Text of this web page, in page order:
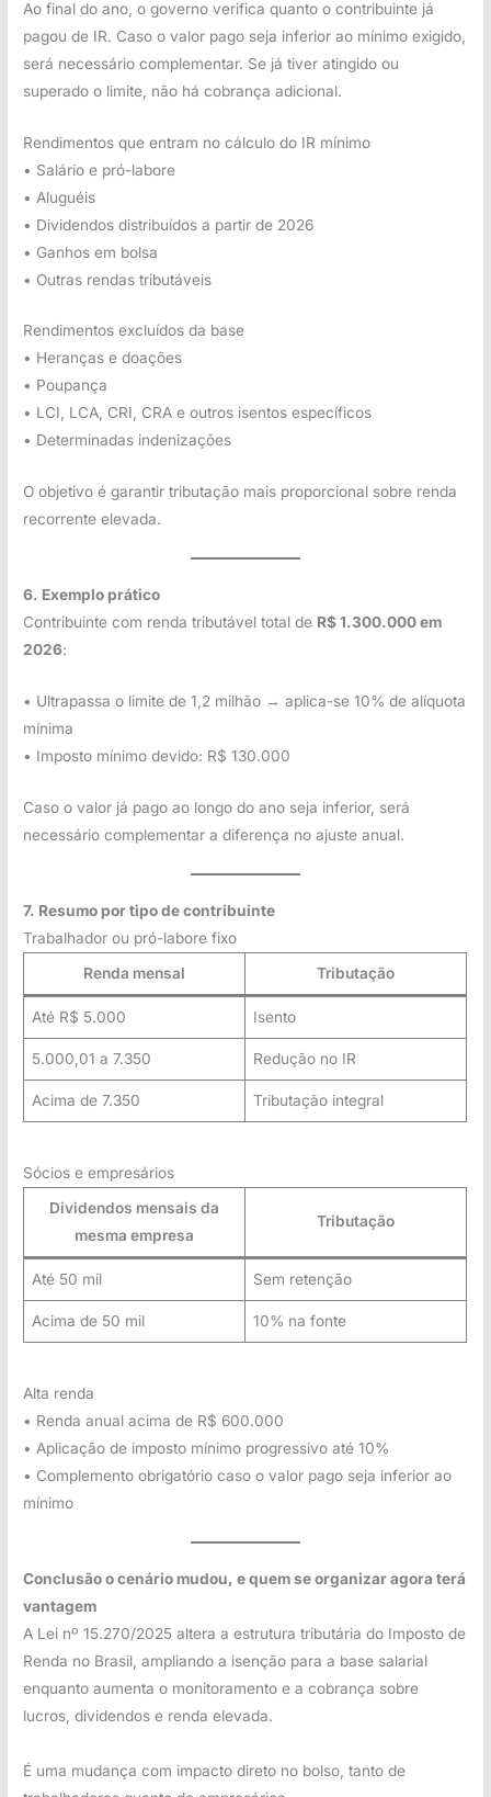
Ao final do ano, o governo verifica quanto o contribuinte já
pagou de IR. Caso o valor pago seja inferior ao mínimo exigido,
será necessário complementar. Se já tiver atingido ou
superado o limite, não há cobrança adicional.
Rendimentos que entram no cálculo do IR mínimo
• Salário e pró-labore
• Aluguéis
• Dividendos distribuídos a partir de 2026
• Ganhos em bolsa
• Outras rendas tributáveis
Rendimentos excluídos da base
• Heranças e doações
• Poupança
• LCI, LCA, CRI, CRA e outros isentos específicos
• Determinadas indenizações
O objetivo é garantir tributação mais proporcional sobre renda
recorrente elevada.
6. Exemplo prático
Contribuinte com renda tributável total de R$ 1.300.000 em
2026:
• Ultrapassa o limite de 1,2 milhão → aplica-se 10% de alíquota
mínima
• Imposto mínimo devido: R$ 130.000
Caso o valor já pago ao longo do ano seja inferior, será
necessário complementar a diferença no ajuste anual.
7. Resumo por tipo de contribuinte
Trabalhador ou pró-labore fixo
Renda mensal
Tributação
Até R$ 5.000 Isento
5.000,01 a 7.350 Redução no IR
Acima de 7.350 Tributação integral
Sócios e empresários
Dividendos mensais da
mesma empresa
Tributação
Até 50 mil Sem retenção
Acima de 50 mil 10% na fonte
Alta renda
• Renda anual acima de R$ 600.000
• Aplicação de imposto mínimo progressivo até 10%
• Complemento obrigatório caso o valor pago seja inferior ao
mínimo
Conclusão o cenário mudou, e quem se organizar agora terá
vantagem
A Lei nº 15.270/2025 altera a estrutura tributária do Imposto de
Renda no Brasil, ampliando a isenção para a base salarial
enquanto aumenta o monitoramento e a cobrança sobre
lucros, dividendos e renda elevada.
É uma mudança com impacto direto no bolso, tanto de